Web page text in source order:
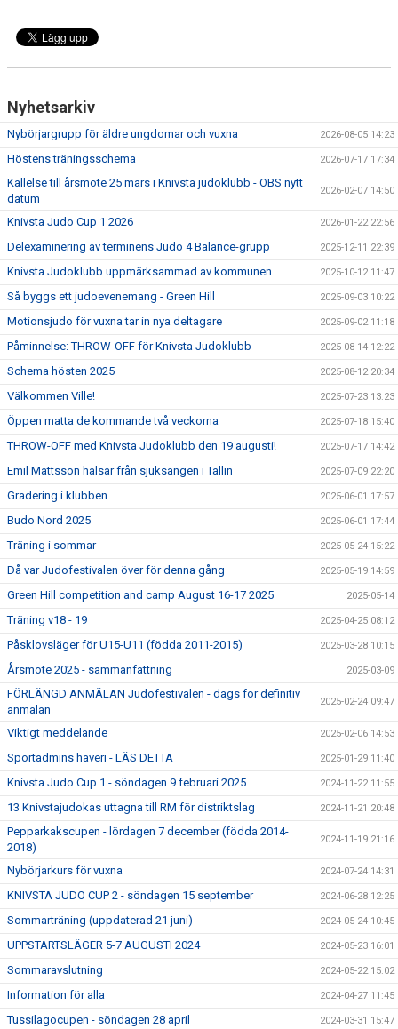
Nyhetsarkiv
Nybörjargrupp för äldre ungdomar och vuxna 2026-08-05 14:23
Höstens träningsschema 2026-07-17 17:34
Kallelse till årsmöte 25 mars i Knivsta judoklubb - OBS nytt
datum
2026-02-07 14:50
Knivsta Judo Cup 1 2026 2026-01-22 22:56
Delexaminering av terminens Judo 4 Balance-grupp 2025-12-11 22:39
Knivsta Judoklubb uppmärksammad av kommunen 2025-10-12 11:47
Så byggs ett judoevenemang - Green Hill 2025-09-03 10:22
Motionsjudo för vuxna tar in nya deltagare 2025-09-02 11:18
Påminnelse: THROW-OFF för Knivsta Judoklubb 2025-08-14 12:22
Schema hösten 2025 2025-08-12 20:34
Välkommen Ville! 2025-07-23 13:23
Öppen matta de kommande två veckorna 2025-07-18 15:40
THROW-OFF med Knivsta Judoklubb den 19 augusti! 2025-07-17 14:42
Emil Mattsson hälsar från sjuksängen i Tallin 2025-07-09 22:20
Gradering i klubben 2025-06-01 17:57
Budo Nord 2025 2025-06-01 17:44
Träning i sommar 2025-05-24 15:22
Då var Judofestivalen över för denna gång 2025-05-19 14:59
Green Hill competition and camp August 16-17 2025 2025-05-14
Träning v18 - 19 2025-04-25 08:12
Påsklovsläger för U15-U11 (födda 2011-2015) 2025-03-28 10:15
Årsmöte 2025 - sammanfattning 2025-03-09
FÖRLÄNGD ANMÄLAN Judofestivalen - dags för definitiv
anmälan
2025-02-24 09:47
Viktigt meddelande 2025-02-06 14:53
Sportadmins haveri - LÄS DETTA 2025-01-29 11:40
Knivsta Judo Cup 1 - söndagen 9 februari 2025 2024-11-22 11:55
13 Knivstajudokas uttagna till RM för distriktslag 2024-11-21 20:48
Pepparkakscupen - lördagen 7 december (födda 2014-
2018)
2024-11-19 21:16
Nybörjarkurs för vuxna 2024-07-24 14:31
KNIVSTA JUDO CUP 2 - söndagen 15 september 2024-06-28 12:25
Sommarträning (uppdaterad 21 juni) 2024-05-24 10:45
UPPSTARTSLÄGER 5-7 AUGUSTI 2024 2024-05-23 16:01
Sommaravslutning 2024-05-22 15:02
Information för alla 2024-04-27 11:45
Tussilagocupen - söndagen 28 april 2024-03-31 15:47